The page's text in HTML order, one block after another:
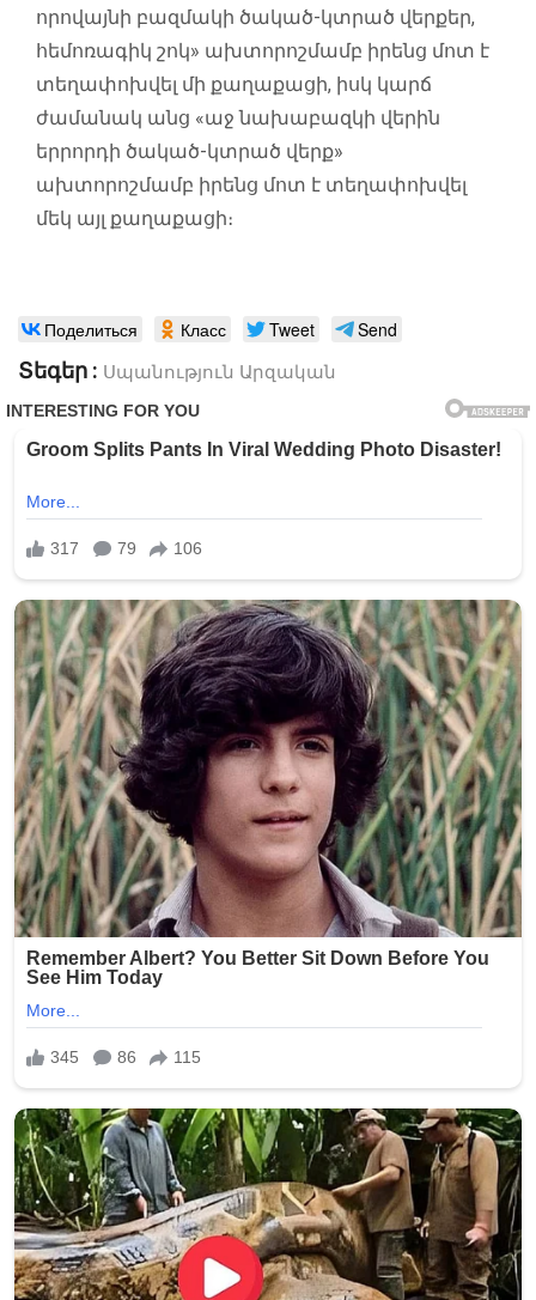
որովայնի բազմակի ծակած-կտրած վերքեր,
հեմոռագիկ շոկ» ախտորոշմամբ իրենց մոտ է
տեղափոխվել մի քաղաքացի, իսկ կարճ
ժամանակ անց «աջ նախաբազկի վերին
երրորդի ծակած-կտրած վերք»
ախտորոշմամբ իրենց մոտ է տեղափոխվել
մեկ այլ քաղաքացի։
Поделиться Класс Tweet Send
Տեգեր : Սպանություն Արզական